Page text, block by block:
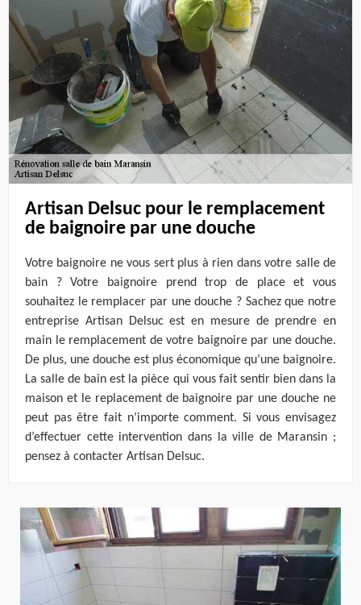
Artisan Delsuc pour le remplacement
de baignoire par une douche
Votre baignoire ne vous sert plus à rien dans votre salle de
bain ? Votre baignoire prend trop de place et vous
souhaitez le remplacer par une douche ? Sachez que notre
entreprise Artisan Delsuc est en mesure de prendre en
main le remplacement de votre baignoire par une douche.
De plus, une douche est plus économique qu’une baignoire.
La salle de bain est la pièce qui vous fait sentir bien dans la
maison et le replacement de baignoire par une douche ne
peut pas être fait n’importe comment. Si vous envisagez
d’effectuer cette intervention dans la ville de Maransin ;
pensez à contacter Artisan Delsuc.